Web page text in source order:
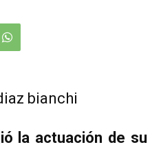
la actuación de su